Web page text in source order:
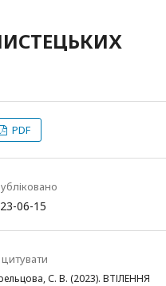
PDF
06-15
С. В. (2023). ВТІЛЕННЯ